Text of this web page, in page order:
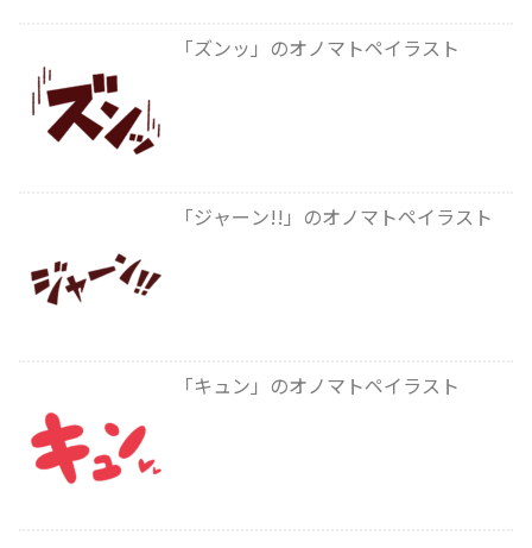
「ズンッ」のオノマトペイラスト
「ジャーン!!」のオノマトペイラスト
「キュン」のオノマトペイラスト